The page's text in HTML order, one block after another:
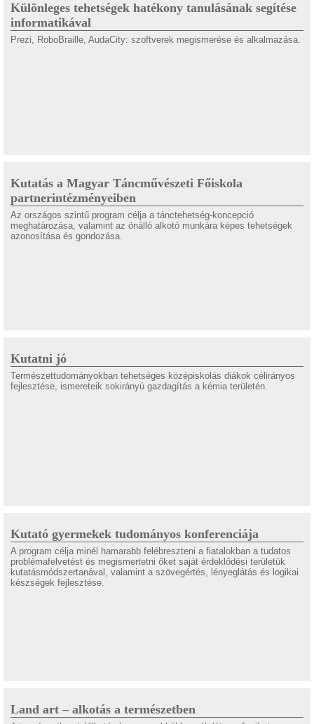
Különleges tehetségek hatékony tanulásának segítése
informatikával
Prezi, RoboBraille, AudaCity: szoftverek megismerése és alkalmazása.
Kutatás a Magyar Táncművészeti Főiskola
partnerintézményeiben
Az országos szintű program célja a tánctehetség-koncepció
meghatározása, valamint az önálló alkotó munkára képes tehetségek
azonosítása és gondozása.
Kutatni jó
Természettudományokban tehetséges középiskolás diákok célirányos
fejlesztése, ismereteik sokirányú gazdagítás a kémia területén.
Kutató gyermekek tudományos konferenciája
A program célja minél hamarabb felébreszteni a fiatalokban a tudatos
problémafelvetést és megismertetni őket saját érdeklődési területük
kutatásmódszertanával, valamint a szövegértés, lényeglátás és logikai
készségek fejlesztése.
Land art – alkotás a természetben